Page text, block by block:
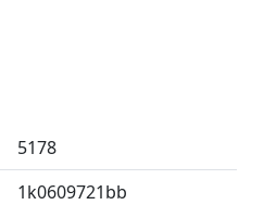
5178
1k0609721bb